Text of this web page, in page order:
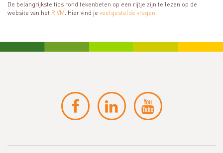
De belangrijkste tips rond tekenbeten op een rijtje zijn te lezen op de
website van het RIVM. Hier vind je veelgestelde vragen.